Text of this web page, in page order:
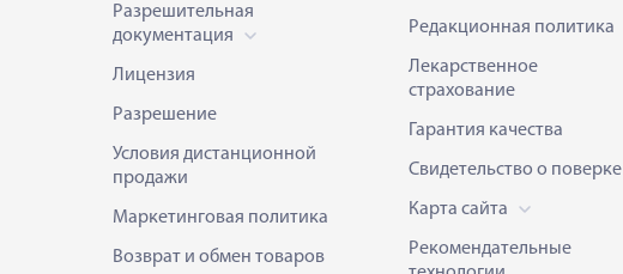
Разрешительная
документация
Лицензия
Разрешение
Условия дистанционной
продажи
Маркетинговая политика
Возврат и обмен товаров
Редакционная политика
Лекарственное
страхование
Гарантия качества
Свидетельство о поверке
Карта сайта
Рекомендательные